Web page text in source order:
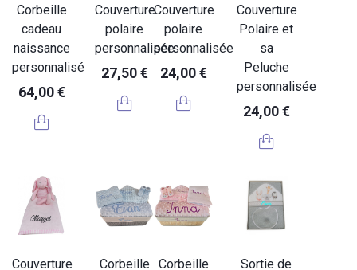
Corbeille
cadeau
naissance
personnalisé
64,00 €
Couverture
polaire
personnalisée
27,50 €
Couverture
polaire
personnalisée
24,00 €
Couverture
Polaire et
sa
Peluche
personnalisée
24,00 €
Couverture
Corbeille
Corbeille
Sortie de